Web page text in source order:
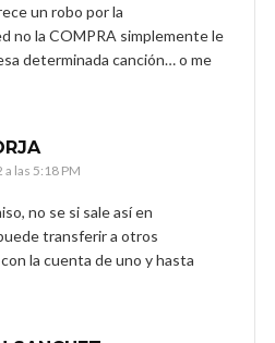
un robo por la
no la COMPRA simplemente le
determinada canción… o me
las 5:18 PM
no se si sale así en
transferir a otros
la cuenta de uno y hasta